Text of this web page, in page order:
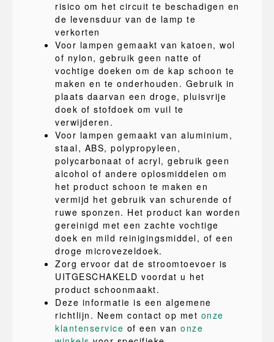
risico om het circuit te beschadigen en
de levensduur van de lamp te
verkorten
Voor lampen gemaakt van katoen, wol
of nylon, gebruik geen natte of
vochtige doeken om de kap schoon te
maken en te onderhouden. Gebruik in
plaats daarvan een droge, pluisvrije
doek of stofdoek om vuil te
verwijderen.
Voor lampen gemaakt van aluminium,
staal, ABS, polypropyleen,
polycarbonaat of acryl, gebruik geen
alcohol of andere oplosmiddelen om
het product schoon te maken en
vermijd het gebruik van schurende of
ruwe sponzen. Het product kan worden
gereinigd met een zachte vochtige
doek en mild reinigingsmiddel, of een
droge microvezeldoek.
Zorg ervoor dat de stroomtoevoer is
UITGESCHAKELD voordat u het
product schoonmaakt.
Deze informatie is een algemene
richtlijn. Neem contact op met onze
klantenservice of een van onze